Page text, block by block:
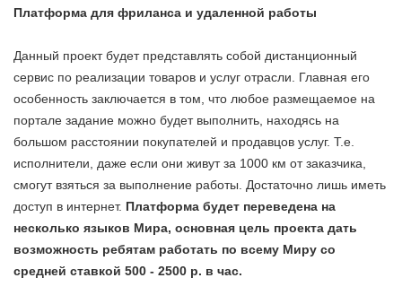
Платформа для фриланса и удаленной работы
Данный проект будет представлять собой дистанционный
сервис по реализации товаров и услуг отрасли. Главная его
особенность заключается в том, что любое размещаемое на
портале задание можно будет выполнить, находясь на
большом расстоянии покупателей и продавцов услуг. Т.е.
исполнители, даже если они живут за 1000 км от заказчика,
смогут взяться за выполнение работы. Достаточно лишь иметь
доступ в интернет. Платформа будет переведена на
несколько языков Мира, основная цель проекта дать
возможность ребятам работать по всему Миру со
средней ставкой 500 - 2500 р. в час.